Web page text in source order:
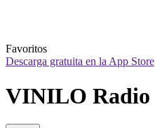
Favoritos
Descarga gratuita en la App Store
VINILO Radio